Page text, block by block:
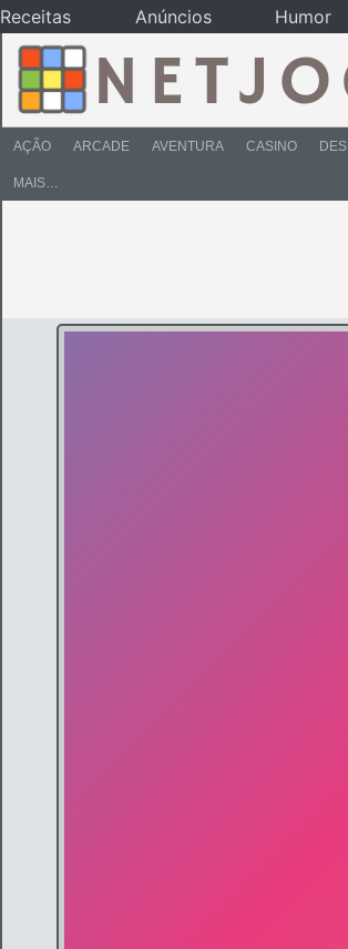
AÇÃO ARCADE AVENTURA CASINO
MAIS…
Receitas Anúncios Humor